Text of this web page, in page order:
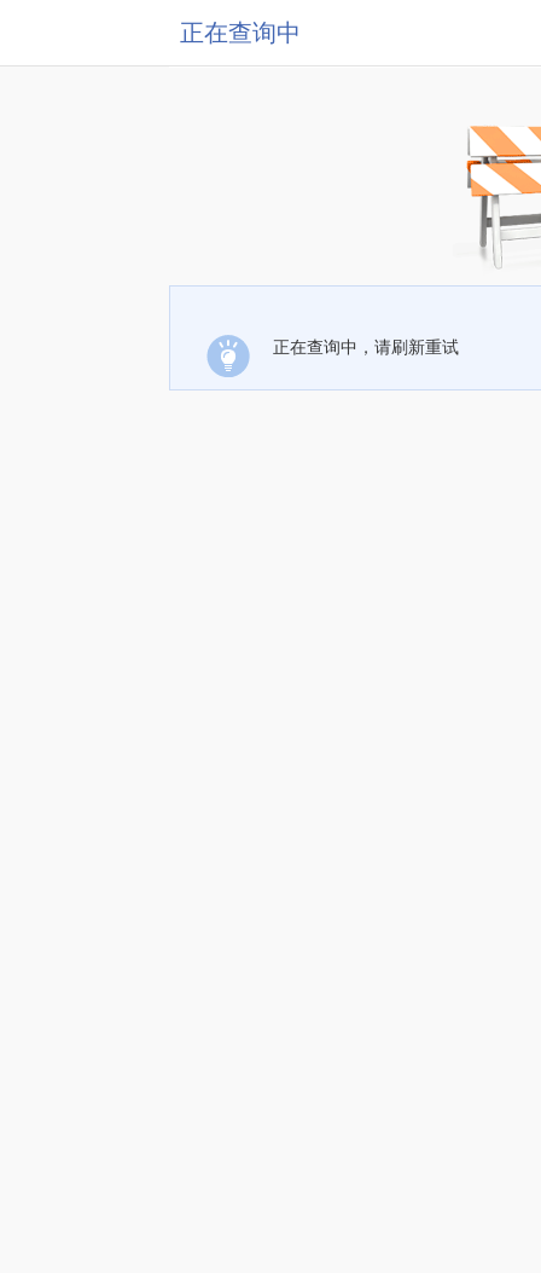
正在查询中
正在查询中，请刷新重试